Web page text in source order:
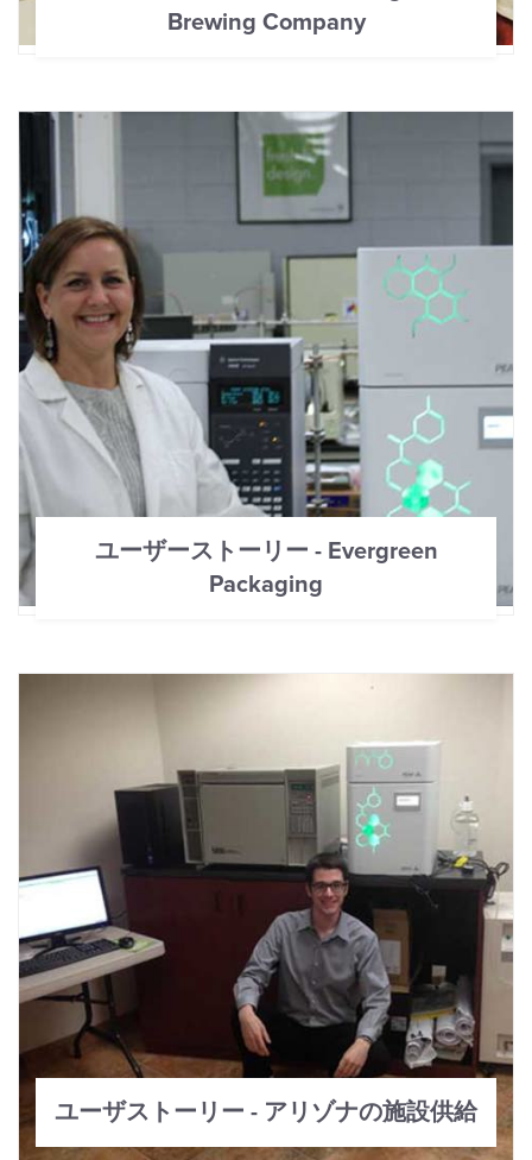
Brewing Company
ユーザーストーリー - Evergreen
Packaging
ユーザストーリー - アリゾナの施設供給